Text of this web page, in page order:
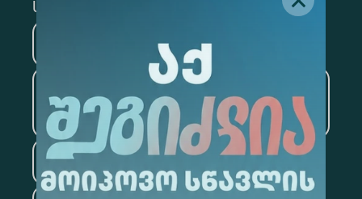
სექცია
ბიზნესი
საინფორმაციო
ტექნოლოგიები
სამართალი